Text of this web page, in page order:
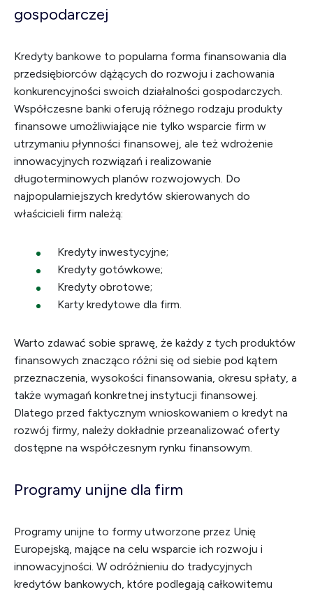
gospodarczej
Kredyty bankowe to popularna forma finansowania dla
przedsiębiorców dążących do rozwoju i zachowania
konkurencyjności swoich działalności gospodarczych.
Współczesne banki oferują różnego rodzaju produkty
finansowe umożliwiające nie tylko wsparcie firm w
utrzymaniu płynności finansowej, ale też wdrożenie
innowacyjnych rozwiązań i realizowanie
długoterminowych planów rozwojowych. Do
najpopularniejszych kredytów skierowanych do
właścicieli firm należą:
Kredyty inwestycyjne;
Kredyty gotówkowe;
Kredyty obrotowe;
Karty kredytowe dla firm.
Warto zdawać sobie sprawę, że każdy z tych produktów
finansowych znacząco różni się od siebie pod kątem
przeznaczenia, wysokości finansowania, okresu spłaty, a
także wymagań konkretnej instytucji finansowej.
Dlatego przed faktycznym wnioskowaniem o kredyt na
rozwój firmy, należy dokładnie przeanalizować oferty
dostępne na współczesnym rynku finansowym.
Programy unijne dla firm
Programy unijne to formy utworzone przez Unię
Europejską, mające na celu wsparcie ich rozwoju i
innowacyjności. W odróżnieniu do tradycyjnych
kredytów bankowych, które podlegają całkowitemu